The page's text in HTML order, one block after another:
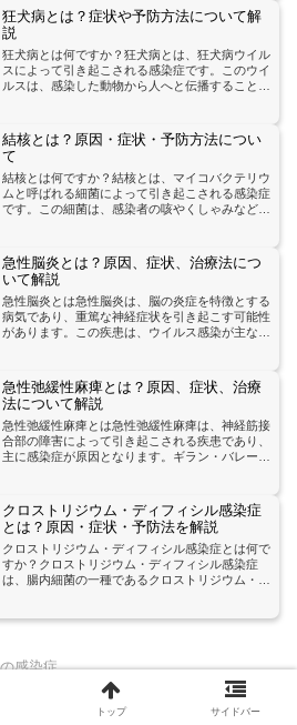
状を引き起こします。...
狂犬病とは？症状や予防方法について解
説
狂犬病とは何ですか？狂犬病とは、狂犬病ウイル
スによって引き起こされる感染症です。このウイ
ルスは、感染した動物から人へと伝播することが
期症状には、発熱、頭...
結核とは？原因・症状・予防方法につい
て
結核とは何ですか？結核とは、マイコバクテリウ
ムと呼ばれる細菌によって引き起こされる感染症
です。この細菌は、感染者の咳やくしゃみなどに
及ぼす病気ですが、他...
急性脳炎とは？原因、症状、治療法につ
いて解説
急性脳炎とは急性脳炎は、脳の炎症を特徴とする
病気であり、重篤な神経症状を引き起こす可能性
があります。この疾患は、ウイルス感染が主な原
症状には、発熱、頭痛...
急性弛緩性麻痺とは？原因、症状、治療
法について解説
急性弛緩性麻痺とは急性弛緩性麻痺は、神経筋接
合部の障害によって引き起こされる疾患であり、
主に感染症が原因となります。ギラン・バレー症
状には、筋力低下、筋...
クロストリジウム・ディフィシル感染症
とは？原因・症状・予防法を解説
クロストリジウム・ディフィシル感染症とは何で
すか？クロストリジウム・ディフィシル感染症
は、腸内細菌の一種であるクロストリジウム・デ
の健康な細菌とのバラン...
感染症
トップ サイドバー